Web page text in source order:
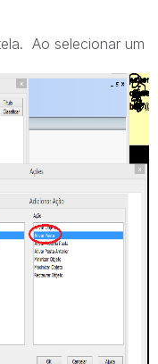
Ao selecionar um